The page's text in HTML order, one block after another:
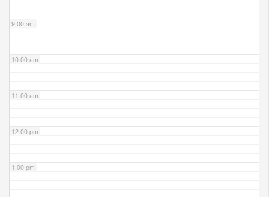
9:00 am
10:00 am
11:00 am
12:00 pm
1:00 pm